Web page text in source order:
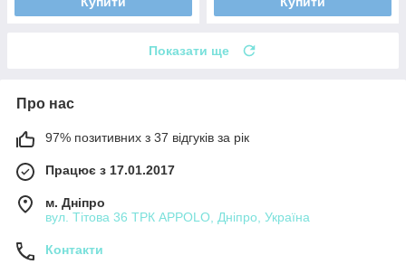
Показати ще
Про нас
97% позитивних з 37 відгуків за рік
Працює з 17.01.2017
м. Дніпро
вул. Тітова 36 ТРК APPOLO, Дніпро, Україна
Контакти